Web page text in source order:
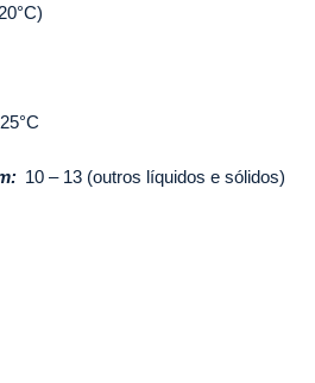
10 – 13 (outros líquidos e sólidos)